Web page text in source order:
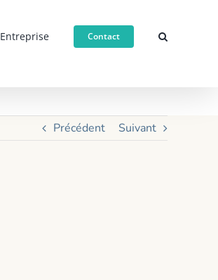
Entreprise Contact
Précédent Suivant